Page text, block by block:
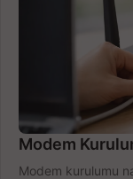
Modem
Modem kurulumu